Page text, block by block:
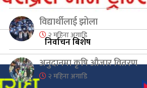
निर्वाचन बिशेष
विद्यार्थीलाई झोला
२ महिना अगाडि
अनुदानमा कृषि औजार वितरण
२ महिना अगाडि